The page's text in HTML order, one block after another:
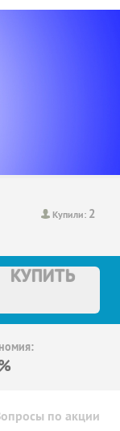
Купили: 2
КУПИТЬ
по акции